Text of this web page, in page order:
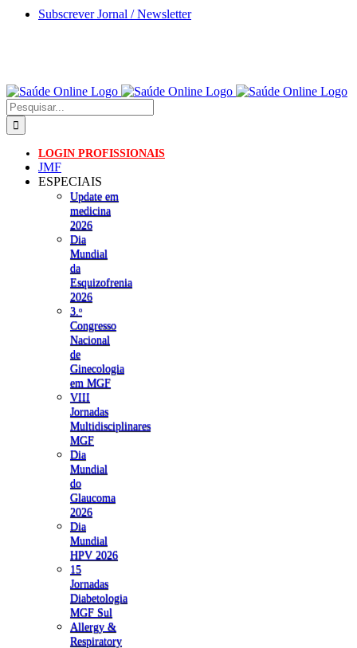
Skip
Subscrever Jornal / Newsletter
Pesquisar
LOGIN PROFISSIONAIS
JMF
ESPECIAIS
Update em
medicina
2026
Dia
Mundial
da
Esquizofrenia
2026
3.ᵒ
Congresso
Nacional
de
Ginecologia
em MGF
VIII
Jornadas
Multidisciplinares
MGF
Dia
Mundial
do
Glaucoma
2026
Dia
Mundial
HPV 2026
15
Jornadas
Diabetologia
MGF Sul
Allergy &
Respiratory